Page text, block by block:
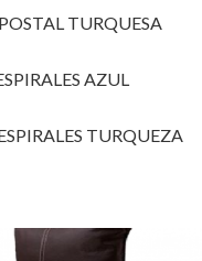
TURQUESA
AZUL
TURQUEZA